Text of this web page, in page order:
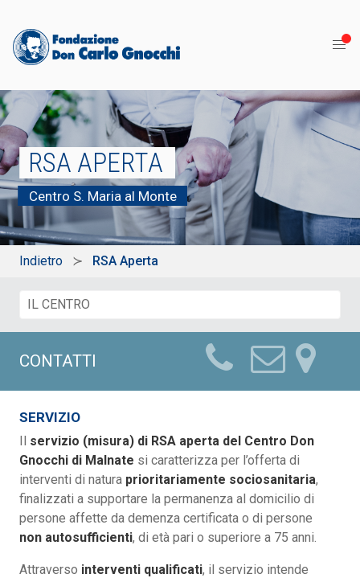
RSA APERTA
Centro S. Maria al Monte
Indietro RSA Aperta
CONTATTI
SERVIZIO
Il servizio (misura) di RSA aperta del Centro Don
Gnocchi di Malnate si caratterizza per l’offerta di
interventi di natura prioritariamente sociosanitaria,
finalizzati a supportare la permanenza al domicilio di
persone affette da demenza certificata o di persone
non autosufficienti, di età pari o superiore a 75 anni.
Attraverso interventi qualificati, il servizio intende